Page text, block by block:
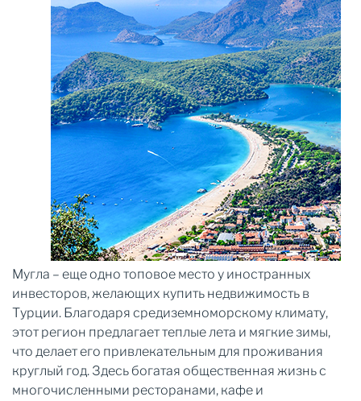
Мугла – еще одно топовое место у иностранных
инвесторов, желающих купить недвижимость в
Турции. Благодаря средиземноморскому климату,
этот регион предлагает теплые лета и мягкие зимы,
что делает его привлекательным для проживания
круглый год. Здесь богатая общественная жизнь с
многочисленными ресторанами, кафе и